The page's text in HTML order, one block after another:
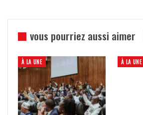
vous pourriez aussi aimer
À LA UNE À LA UNE